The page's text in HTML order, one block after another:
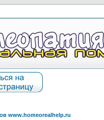
www.homeorealhelp.ru